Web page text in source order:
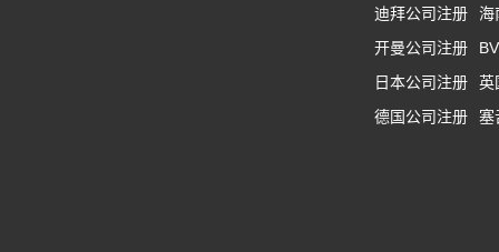
迪拜公司注册
海
开曼公司注册
日本公司注册
英
德国公司注册
塞